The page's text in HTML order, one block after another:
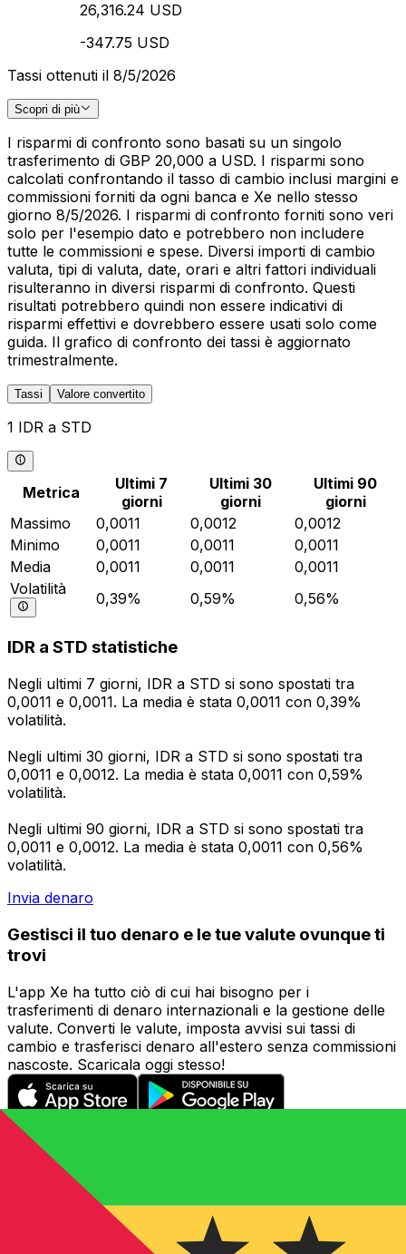
26,316.24 USD
-347.75 USD
Tassi ottenuti il 8/5/2026
Scopri di più
I risparmi di confronto sono basati su un singolo
trasferimento di GBP 20,000 a USD. I risparmi sono
calcolati confrontando il tasso di cambio inclusi margini e
commissioni forniti da ogni banca e Xe nello stesso
giorno 8/5/2026. I risparmi di confronto forniti sono veri
solo per l'esempio dato e potrebbero non includere
tutte le commissioni e spese. Diversi importi di cambio
valuta, tipi di valuta, date, orari e altri fattori individuali
risulteranno in diversi risparmi di confronto. Questi
risultati potrebbero quindi non essere indicativi di
risparmi effettivi e dovrebbero essere usati solo come
guida. Il grafico di confronto dei tassi è aggiornato
trimestralmente.
Tassi Valore convertito
1 IDR a STD
Metrica
Ultimi 7
giorni
Ultimi 30
giorni
Ultimi 90
giorni
Massimo
0,0011 0,0012
0,0012
Minimo
0,0011 0,0011
0,0011
Media
0,0011 0,0011
0,0011
Volatilità
0,39% 0,59% 0,56%
IDR a STD statistiche
Negli ultimi 7 giorni, IDR a STD si sono spostati tra
0,0011 e 0,0011. La media è stata 0,0011 con 0,39%
volatilità.
Negli ultimi 30 giorni, IDR a STD si sono spostati tra
0,0011 e 0,0012. La media è stata 0,0011 con 0,59%
volatilità.
Negli ultimi 90 giorni, IDR a STD si sono spostati tra
0,0011 e 0,0012. La media è stata 0,0011 con 0,56%
volatilità.
Invia denaro
Gestisci il tuo denaro e le tue valute ovunque ti
trovi
L'app Xe ha tutto ciò di cui hai bisogno per i
trasferimenti di denaro internazionali e la gestione delle
valute. Converti le valute, imposta avvisi sui tassi di
cambio e trasferisci denaro all'estero senza commissioni
nascoste. Scaricala oggi stesso!